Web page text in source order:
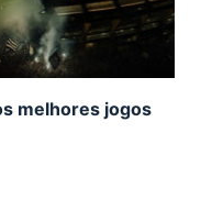
melhores jogos